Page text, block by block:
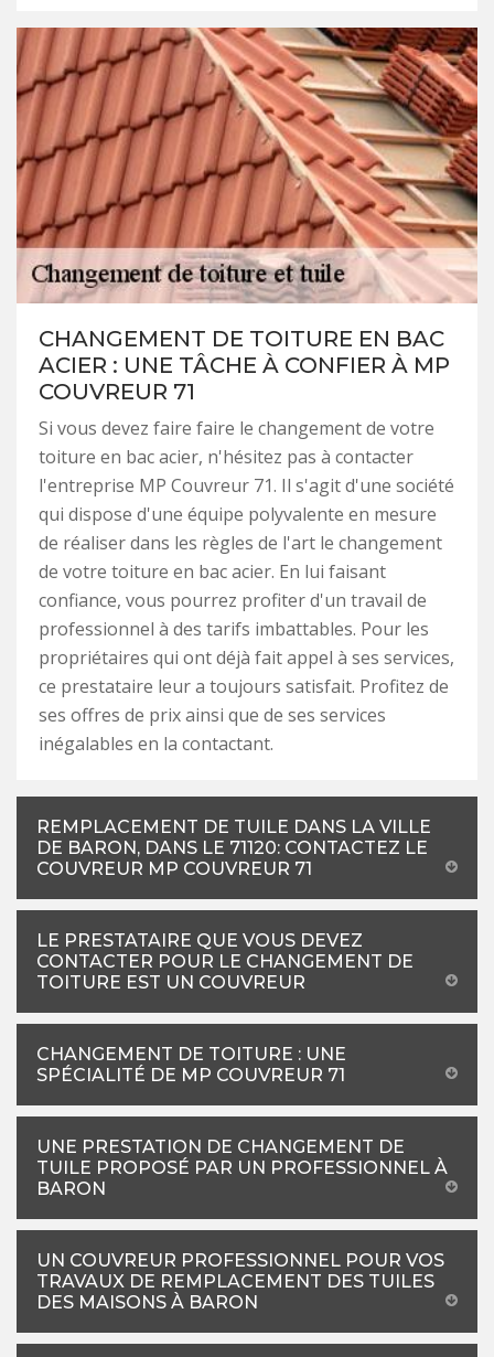
CHANGEMENT DE TOITURE EN BAC
ACIER : UNE TÂCHE À CONFIER À MP
COUVREUR 71
Si vous devez faire faire le changement de votre
toiture en bac acier, n'hésitez pas à contacter
l'entreprise MP Couvreur 71. Il s'agit d'une société
qui dispose d'une équipe polyvalente en mesure
de réaliser dans les règles de l'art le changement
de votre toiture en bac acier. En lui faisant
confiance, vous pourrez profiter d'un travail de
professionnel à des tarifs imbattables. Pour les
propriétaires qui ont déjà fait appel à ses services,
ce prestataire leur a toujours satisfait. Profitez de
ses offres de prix ainsi que de ses services
inégalables en la contactant.
REMPLACEMENT DE TUILE DANS LA VILLE
DE BARON, DANS LE 71120: CONTACTEZ LE
COUVREUR MP COUVREUR 71
LE PRESTATAIRE QUE VOUS DEVEZ
CONTACTER POUR LE CHANGEMENT DE
TOITURE EST UN COUVREUR
CHANGEMENT DE TOITURE : UNE
SPÉCIALITÉ DE MP COUVREUR 71
UNE PRESTATION DE CHANGEMENT DE
TUILE PROPOSÉ PAR UN PROFESSIONNEL À
BARON
UN COUVREUR PROFESSIONNEL POUR VOS
TRAVAUX DE REMPLACEMENT DES TUILES
DES MAISONS À BARON